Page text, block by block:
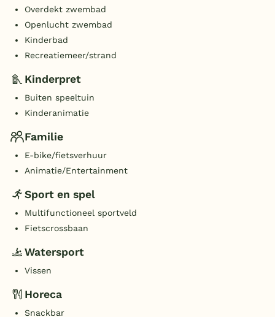
Overdekt zwembad
Openlucht zwembad
Kinderbad
Recreatiemeer/strand
Kinderpret
Buiten speeltuin
Kinderanimatie
Familie
E-bike/fietsverhuur
Animatie/Entertainment
Sport en spel
Multifunctioneel sportveld
Fietscrossbaan
Watersport
Vissen
Horeca
Snackbar